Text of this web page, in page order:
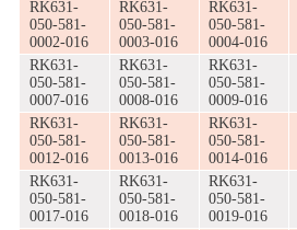
RK631-
050-581-
0002-016
RK631-
050-581-
0003-016
RK631-
050-581-
0004-016
RK631-
050-581-
0007-016
RK631-
050-581-
0008-016
RK631-
050-581-
0009-016
RK631-
050-581-
0012-016
RK631-
050-581-
0013-016
RK631-
050-581-
0014-016
RK631-
050-581-
0017-016
RK631-
050-581-
0018-016
RK631-
050-581-
0019-016